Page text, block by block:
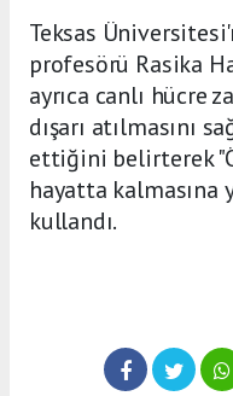
Teksas
profesörü Rasika
ayrıca canlı hücre
dışarı atılmasını
ettiğini belirterek
hayatta kalmasına
kullandı.